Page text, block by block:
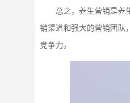
总之，养生营销是养
销渠道和强大的营销团队
竞争力。